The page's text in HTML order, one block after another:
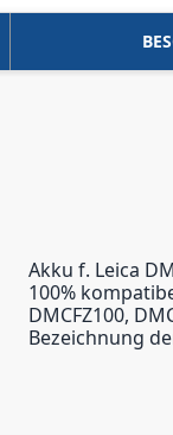
Akku f. Leica
100%
DMCFZ100,
Bezeichnung